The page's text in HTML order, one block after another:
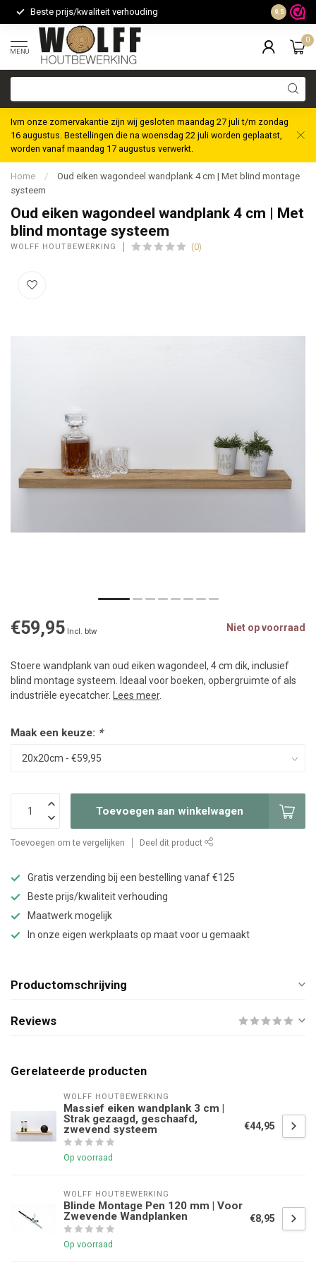
Beste prijs/kwaliteit verhouding Maatwerk
9.5
MENU
0
Ivm onze zomervakantie zijn wij gesloten maandag 27 juli t/m zondag
16 augustus. Bestellingen die na woensdag 22 juli worden geplaatst,
worden vanaf maandag 17 augustus verwerkt.
Home /
Oud eiken wagondeel wandplank 4 cm | Met blind montage
systeem
Oud eiken wagondeel wandplank 4 cm | Met
blind montage systeem
WOLFF HOUTBEWERKING (0)
€59,95 Incl. btw Niet op voorraad
Stoere wandplank van oud eiken wagondeel, 4 cm dik, inclusief
blind montage systeem. Ideaal voor boeken, opbergruimte of als
industriële eyecatcher. Lees meer.
Maak een keuze: *
Toevoegen aan winkelwagen
Toevoegen om te vergelijken Deel dit product
Gratis verzending bij een bestelling vanaf €125
Beste prijs/kwaliteit verhouding
Maatwerk mogelijk
In onze eigen werkplaats op maat voor u gemaakt
Productomschrijving
Reviews
Gerelateerde producten
WOLFF HOUTBEWERKING
Massief eiken wandplank 3 cm |
Strak gezaagd, geschaafd,
zwevend systeem
Op voorraad
€44,95
WOLFF HOUTBEWERKING
Blinde Montage Pen 120 mm | Voor
Zwevende Wandplanken
Op voorraad
€8,95